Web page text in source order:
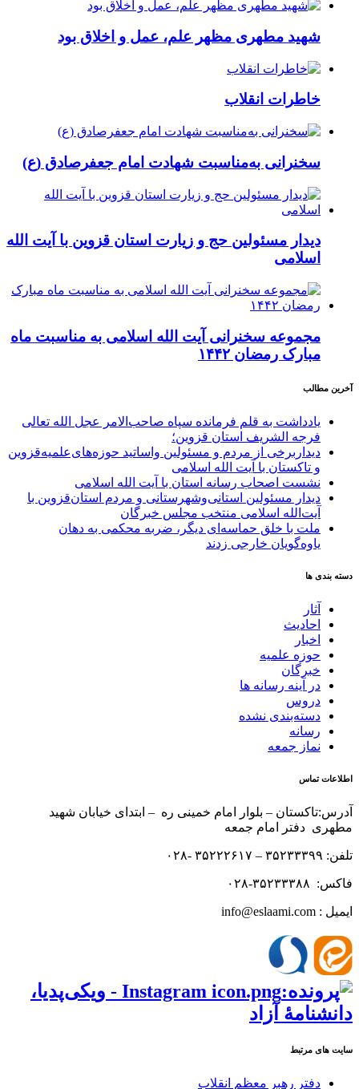
شهید مطهری مظهر علم، عمل و اخلاق بود
خاطرات انقلاب
سخنرانی به‌مناسبت شهادت امام جعفرصادق (ع)
دیدار مسئولین حج و زیارت استان قزوین با آیت الله
اسلامی
مجموعه سخنرانی آیت الله اسلامی به مناسبت ماه
مبارک رمضان ۱۴۴۲
آخرین مطالب
یادداشت به قلم فرمانده سپاه صاحب‌الامر عجل الله تعالی
فرجه الشریف استان قزوین؛
دیداربرخی از مردم و مسئولین واساتید حوزه‌های‌علمیه‌قزوین
و تاکستان با آیت الله اسلامی
نشست اصحاب رسانه استان با آیت الله اسلامی
دیدار مسئولین استانی‌وشهرستانی و مردم‌ استان‌قزوین با
آیت‌الله‌ اسلامی منتخب مجلس‌ خبرگان
ملت با خلق حماسه‌ای دیگر، ضربه محکمی به دهان
یاوه‌گویان خارجی زدند
دسته بندی ها
آثار
احادیث
اخبار
حوزه علمیه
خبرگان
در آینه رسانه ها
دروس
دسته‌بندی نشده
رسانه
نماز جمعه
اطلاعات تماس
آدرس:تاکستان – بلوار امام خمینی ره – ابتدای خیابان شهید
مطهری دفتر امام جمعه
تلفن: ۳۵۲۳۳۳۹۹ – ۳۵۲۲۲۶۱۷ -۰۲۸
فاکس: ۳۵۲۳۳۳۸۸-۰۲۸
ایمیل : info@eslaami.com
سایت های مرتبط
دفتر رهبر معظم انقلاب